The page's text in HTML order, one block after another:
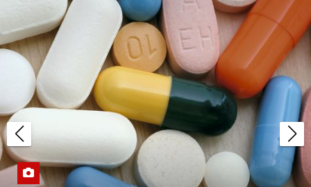
Ebola: la Svizzera rafforza il
proprio sostegno alla lotta
contro l’ epidemia in Congo
Tumore, proteina B-RAF nello
sviluppo della malattia